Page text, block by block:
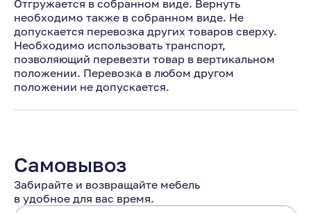
Отгружается в собранном виде. Вернуть
необходимо также в собранном виде. Не
допускается перевозка других товаров сверху.
Необходимо использовать транспорт,
позволяющий перевезти товар в вертикальном
положении. Перевозка в любом другом
положении не допускается.
Самовывоз
Забирайте и возвращайте мебель
в удобное для вас время.